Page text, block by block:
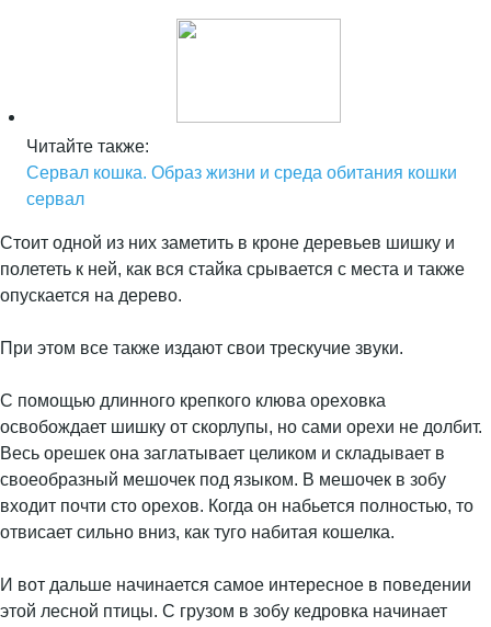
Читайте также:
Сервал кошка. Образ жизни и среда обитания кошки
сервал
Стоит одной из них заметить в кроне деревьев шишку и
полететь к ней, как вся стайка срывается с места и также
опускается на дерево.
При этом все также издают свои трескучие звуки.
С помощью длинного крепкого клюва ореховка
освобождает шишку от скорлупы, но сами орехи не долбит.
Весь орешек она заглатывает целиком и складывает в
своеобразный мешочек под языком. В мешочек в зобу
входит почти сто орехов. Когда он набьется полностью, то
отвисает сильно вниз, как туго набитая кошелка.
И вот дальше начинается самое интересное в поведении
этой лесной птицы. С грузом в зобу кедровка начинает